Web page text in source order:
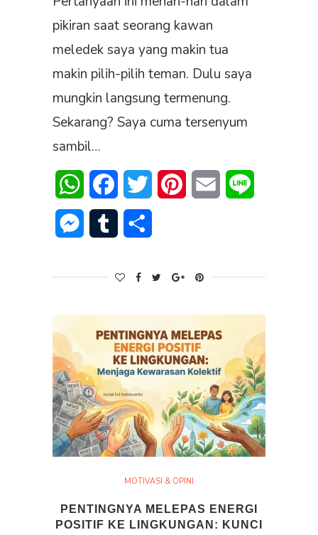
pikiran saat seorang kawan
meledek saya yang makin tua
makin pilih-pilih teman. Dulu saya
mungkin langsung termenung.
Sekarang? Saya cuma tersenyum
sambil…
WhatsAppFacebookTwitter PinterestEmail
Messenger
Tumblr
MOTIVASI & OPINI
PENTINGNYA MELEPAS ENERGI
POSITIF KE LINGKUNGAN: KUNCI